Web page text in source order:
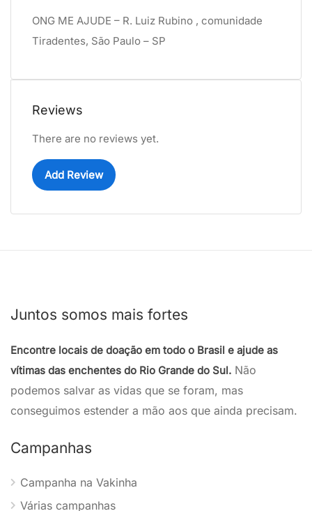
ONG ME AJUDE – R. Luiz Rubino , comunidade
Tiradentes, São Paulo – SP
Reviews
There are no reviews yet.
Add Review
Juntos somos mais fortes
Encontre locais de doação em todo o Brasil e ajude as
vítimas das enchentes do Rio Grande do Sul. Não
podemos salvar as vidas que se foram, mas
conseguimos estender a mão aos que ainda precisam.
Campanhas
Campanha na Vakinha
Várias campanhas